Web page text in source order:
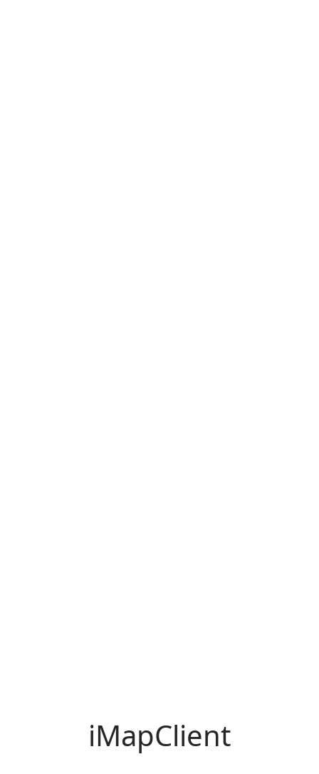
iMapClient